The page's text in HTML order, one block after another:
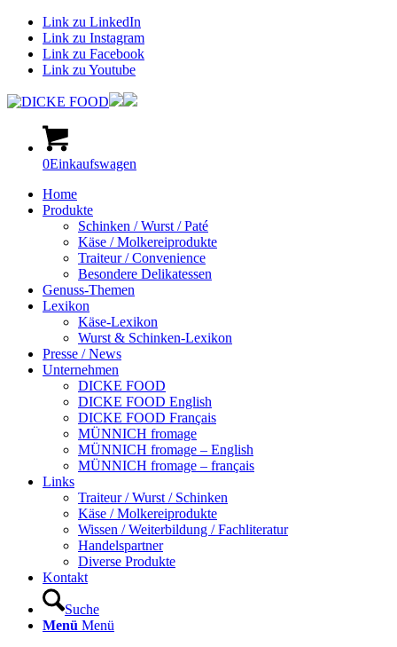
Link zu LinkedIn
Link zu Instagram
Link zu Facebook
Link zu Youtube
0Einkaufswagen
Home
Produkte
Schinken / Wurst / Paté
Käse / Molkereiprodukte
Traiteur / Convenience
Besondere Delikatessen
Genuss-Themen
Lexikon
Käse-Lexikon
Wurst & Schinken-Lexikon
Presse / News
Unternehmen
DICKE FOOD
DICKE FOOD English
DICKE FOOD Français
MÜNNICH fromage
MÜNNICH fromage – English
MÜNNICH fromage – français
Links
Traiteur / Wurst / Schinken
Käse / Molkereiprodukte
Wissen / Weiterbildung / Fachliteratur
Handelspartner
Diverse Produkte
Kontakt
Suche
Menü Menü